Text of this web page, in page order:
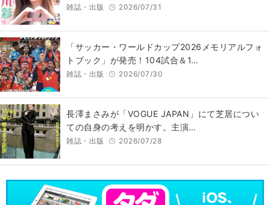
雑誌・出版 2026/07/31
「サッカー・ワールドカップ2026メモリアルフォ
トブック」が発売！104試合＆1…
雑誌・出版 2026/07/30
長澤まさみが「VOGUE JAPAN」にて芝居につい
ての自身の考えを明かす。主演…
雑誌・出版 2026/07/28